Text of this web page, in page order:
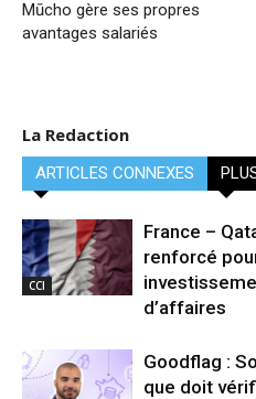
Mūcho gère ses propres
avantages salariés
La Redaction
ARTICLES CONNEXES
CCI
France –
renforcé
d’affaires
Goodflag :
que doit